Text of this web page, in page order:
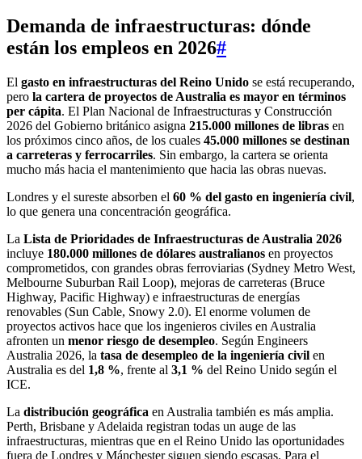
Demanda de infraestructuras: dónde
están los empleos en 2026#
El gasto en infraestructuras del Reino Unido se está recuperando,
pero la cartera de proyectos de Australia es mayor en términos
per cápita. El Plan Nacional de Infraestructuras y Construcción
2026 del Gobierno británico asigna 215.000 millones de libras en
los próximos cinco años, de los cuales 45.000 millones se destinan
a carreteras y ferrocarriles. Sin embargo, la cartera se orienta
mucho más hacia el mantenimiento que hacia las obras nuevas.
Londres y el sureste absorben el 60 % del gasto en ingeniería civil,
lo que genera una concentración geográfica.
La Lista de Prioridades de Infraestructuras de Australia 2026
incluye 180.000 millones de dólares australianos en proyectos
comprometidos, con grandes obras ferroviarias (Sydney Metro West,
Melbourne Suburban Rail Loop), mejoras de carreteras (Bruce
Highway, Pacific Highway) e infraestructuras de energías
renovables (Sun Cable, Snowy 2.0). El enorme volumen de
proyectos activos hace que los ingenieros civiles en Australia
afronten un menor riesgo de desempleo. Según Engineers
Australia 2026, la tasa de desempleo de la ingeniería civil en
Australia es del 1,8 %, frente al 3,1 % del Reino Unido según el
ICE.
La distribución geográfica en Australia también es más amplia.
Perth, Brisbane y Adelaida registran todas un auge de las
infraestructuras, mientras que en el Reino Unido las oportunidades
fuera de Londres y Mánchester siguen siendo escasas. Para el